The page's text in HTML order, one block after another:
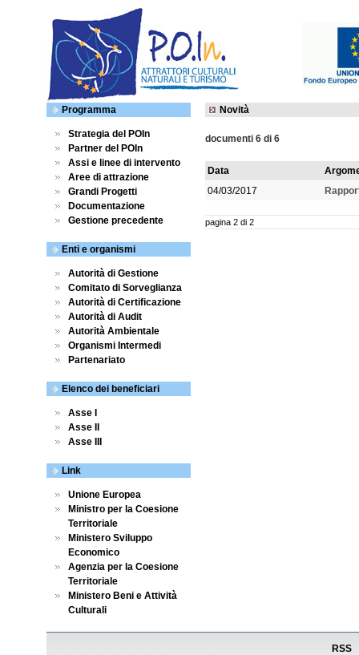
Novità
documenti 6 di 6
Data
04/03/2017
pagina 2 di 2
Programma
Strategia del POIn
Partner del POIn
Assi e linee di intervento
Aree di attrazione
Grandi Progetti
Documentazione
Gestione precedente
Enti e organismi
Autorità di Gestione
Comitato di Sorveglianza
Autorità di Certificazione
Autorità di Audit
Autorità Ambientale
Organismi Intermedi
Partenariato
Elenco dei beneficiari
Asse I
Asse II
Asse III
Link
Unione Europea
Ministro per la Coesione
Territoriale
Ministero Sviluppo
Economico
Agenzia per la Coesione
Territoriale
Ministero Beni e Attività
Culturali
RSS